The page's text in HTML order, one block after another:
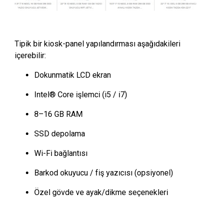
Tipik bir kiosk-panel yapılandırması aşağıdakileri
içerebilir:
Dokunmatik LCD ekran
Intel® Core işlemci (i5 / i7)
8–16 GB RAM
SSD depolama
Wi-Fi bağlantısı
Barkod okuyucu / fiş yazıcısı (opsiyonel)
Özel gövde ve ayak/dikme seçenekleri